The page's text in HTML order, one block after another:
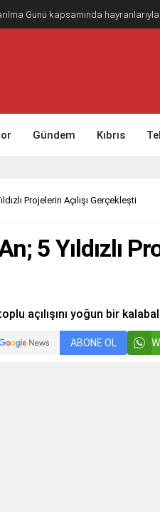
Günü kapsamında
Gündem Kıbrıs
Projelerin Açılışı Gerçekleşti
5 Yıldızlı
açılışını yoğun bir
ABONE OL